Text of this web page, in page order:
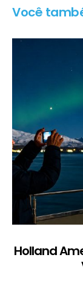
Você
Holland